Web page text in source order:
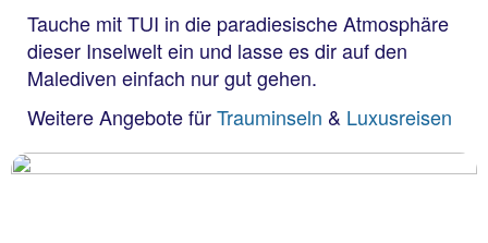
Tauche mit TUI in die paradiesische Atmosphäre
dieser Inselwelt ein und lasse es dir auf den
Malediven einfach nur gut gehen.
Weitere Angebote fürTrauminseln & Luxusreisen